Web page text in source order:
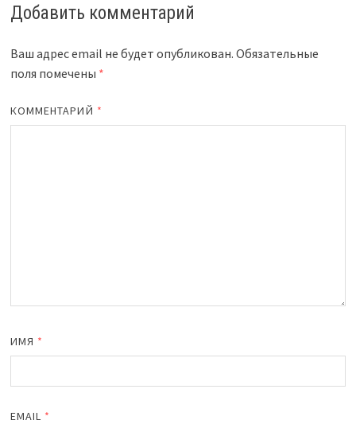
Добавить комментарий
Ваш адрес email не будет опубликован. Обязательные
поля помечены *
КОММЕНТАРИЙ *
ИМЯ *
EMAIL *